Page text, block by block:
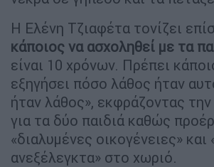
Η Ελένη Τζιαφέτα τονίζει
κάποιος να ασχοληθεί με τα
είναι 10 χρόνων. Πρέπει
εξηγήσει πόσο λάθος ήταν
ήταν λάθος», εκφράζοντας την
για τα δύο παιδιά καθώς
«διαλυμένες οικογένειες»
ανεξέλεγκτα» στο χωριό.